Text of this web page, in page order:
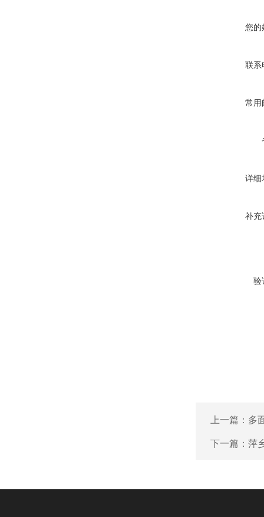
您的
联系
常用
详细
补充
验
上一篇： 多
下一篇： 萍